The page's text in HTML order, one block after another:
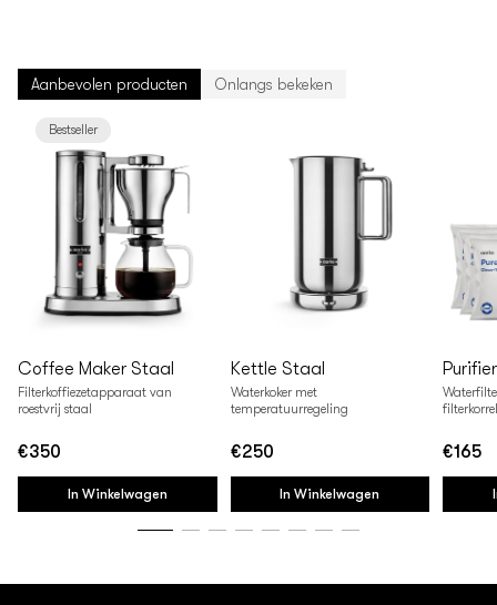
Aanbevolen producten Onlangs bekeken
Bestseller
Coffee Maker Staal
Filterkoffiezetapparaat van
roestvrij staal
Normale
prijs
€350
In Winkelwagen
Kettle Staal
Waterkoker met
temperatuurregeling
Normale
prijs
€250
In Winkelwagen
prijs
€165